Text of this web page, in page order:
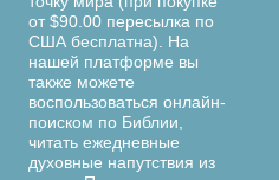
от $90.00 пересылка по
США бесплатна). На
нашей платформе вы
также можете
воспользоваться онлайн-
поиском по Библии,
читать ежедневные
духовные напутствия из